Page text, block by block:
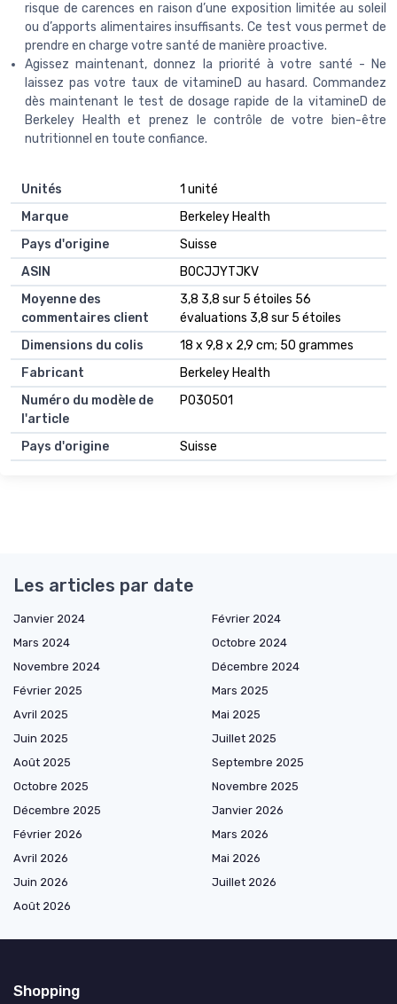
risque de carences en raison d’une exposition limitée au soleil
ou d’apports alimentaires insuffisants. Ce test vous permet de
prendre en charge votre santé de manière proactive.
Agissez maintenant, donnez la priorité à votre santé - Ne
laissez pas votre taux de vitamineD au hasard. Commandez
dès maintenant le test de dosage rapide de la vitamineD de
Berkeley Health et prenez le contrôle de votre bien-être
nutritionnel en toute confiance.
Unités
‎1 unité
Marque
‎Berkeley Health
Pays d'origine
‎Suisse
ASIN
B0CJJYTJKV
Moyenne des
commentaires client
3,8 3,8 sur 5 étoiles 56
évaluations 3,8 sur 5 étoiles
Dimensions du colis
18 x 9,8 x 2,9 cm; 50 grammes
Fabricant
Berkeley Health
Numéro du modèle de
l'article
P030501
Pays d'origine Suisse
Les articles par date
Janvier 2024
Février 2024
Mars 2024
Octobre 2024
Novembre 2024
Décembre 2024
Février 2025
Mars 2025
Avril 2025
Mai 2025
Juin 2025
Juillet 2025
Août 2025
Septembre 2025
Octobre 2025
Novembre 2025
Décembre 2025
Janvier 2026
Février 2026
Mars 2026
Avril 2026
Mai 2026
Juin 2026
Juillet 2026
Août 2026
Shopping